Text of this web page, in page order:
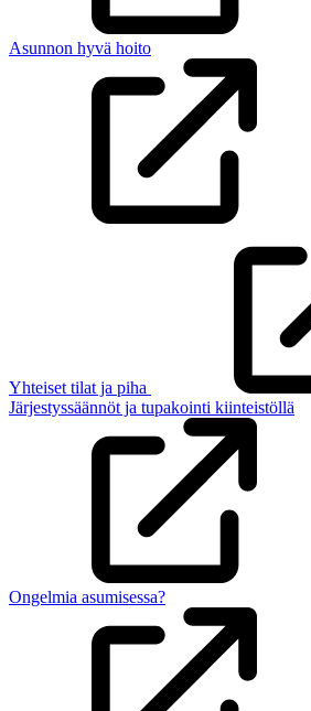
Asunnon hyvä hoito
Yhteiset tilat ja piha
Järjestyssäännöt ja tupakointi kiinteistöllä
Ongelmia asumisessa?